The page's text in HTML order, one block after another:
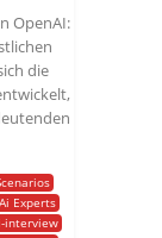
OpenAI:
die
Ai Experts
interview